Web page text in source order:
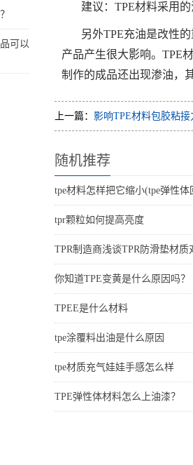
可以
建议：TPE材料采用
另外TPE充油是改性
产品产生很大影响。TPE
制作的成品还出现渗油，
上一篇： 影响TPE材料包胶粘
随机推荐
tpe材料怎样把它缩小(tpe弹性体
tpr颗粒如何提高亮度
TPR制造商浅谈TPR防滑垫材质
你知道TPE变黄是什么原因吗？
TPEE是什么材料
tpe涂覆料出油是什么原因
tpe材质充气娃娃手感怎么样
TPE弹性体材料怎么上油漆？